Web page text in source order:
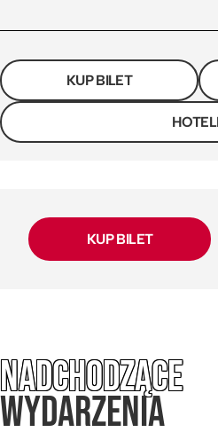
KUP BILET
KUP BILET
NADCHODZĄCE
WYDARZENIA